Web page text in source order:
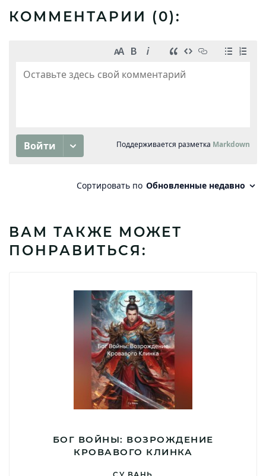
КОММЕНТАРИИ (0):
ВАМ ТАКЖЕ МОЖЕТ
ПОНРАВИТЬСЯ:
БОГ ВОЙНЫ: ВОЗРОЖДЕНИЕ
КРОВАВОГО КЛИНКА